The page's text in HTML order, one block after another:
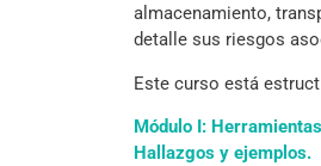
almacenamiento,
detalle sus riesgos
Este curso está
Módulo I:
Hallazgos y ejemplos.